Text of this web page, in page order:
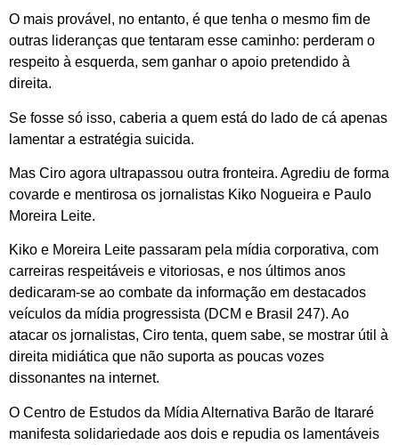
O mais provável, no entanto, é que tenha o mesmo fim de
outras lideranças que tentaram esse caminho: perderam o
respeito à esquerda, sem ganhar o apoio pretendido à
direita.
Se fosse só isso, caberia a quem está do lado de cá apenas
lamentar a estratégia suicida.
Mas Ciro agora ultrapassou outra fronteira. Agrediu de forma
covarde e mentirosa os jornalistas Kiko Nogueira e Paulo
Moreira Leite.
Kiko e Moreira Leite passaram pela mídia corporativa, com
carreiras respeitáveis e vitoriosas, e nos últimos anos
dedicaram-se ao combate da informação em destacados
veículos da mídia progressista (DCM e Brasil 247). Ao
atacar os jornalistas, Ciro tenta, quem sabe, se mostrar útil à
direita midiática que não suporta as poucas vozes
dissonantes na internet.
O Centro de Estudos da Mídia Alternativa Barão de Itararé
manifesta solidariedade aos dois e repudia os lamentáveis